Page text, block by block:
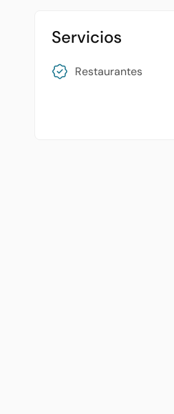
Servicios
Restaurantes